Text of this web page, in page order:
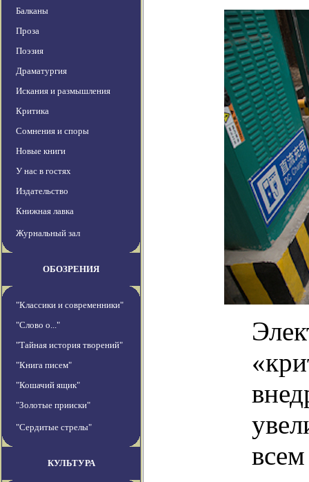
Балканы
Проза
Поэзия
Драматургия
Искания и размышления
Критика
Сомнения и споры
Новые книги
У нас в гостях
Издательство
Книжная лавка
Журнальный зал
ОБОЗРЕНИЯ
"Классики и современники"
"Слово о..."
"Тайная история творений"
"Книга писем"
"Кошачий ящик"
"Золотые прииски"
"Сердитые стрелы"
КУЛЬТУРА